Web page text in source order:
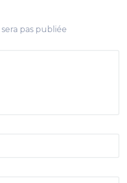
pas publiée